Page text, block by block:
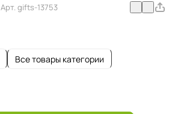
Арт. gifts-13753
Все товары категории